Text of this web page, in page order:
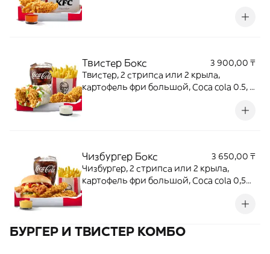
Твистер Бокс
3 900,00 ₸
Твистер, 2 стрипса или 2 крыла,
картофель фри большой, Coca cola 0.5, 1
Чизбургер Бокс
3 650,00 ₸
Чизбургер, 2 стрипса или 2 крыла,
картофель фри большой, Coca cola 0,5L,
БУРГЕР И ТВИСТЕР КОМБО